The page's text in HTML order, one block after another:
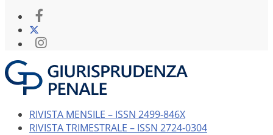
RIVISTA MENSILE – ISSN 2499-846X
RIVISTA TRIMESTRALE – ISSN 2724-0304